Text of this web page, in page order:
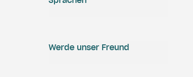
Werde unser Freund